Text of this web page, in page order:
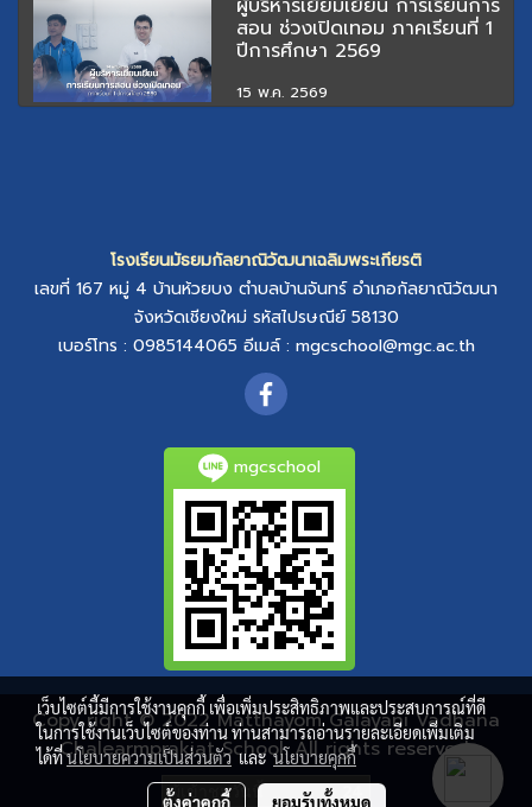
ผู้บริหารเยี่ยมเยียน การเรียนการ
สอน ช่วงเปิดเทอม ภาคเรียนที่ 1
ปีการศึกษา 2569
15 พ.ค. 2569
โรงเรียนมัธยมกัลยาณิวัฒนาเฉลิมพระเกียรติ
เลขที่ 167 หมู่ 4 บ้านห้วยบง ตำบลบ้านจันทร์อำเภอกัลยาณิวัฒนา
จังหวัดเชียงใหม่ รหัสไปรษณีย์ 58130
เบอร์โทร : 0985144065 อีเมล์ : mgcschool@mgc.ac.th
mgcschool
Copy right © 2022 Matthayom Galayani Vadhana
Chalearmprakiat School. All rights reserved.
ผู้เข้าชมวันนี้
เว็บไซต์นี้มีการใช้งานคุกกี้ เพื่อเพิ่มประสิทธิภาพและประสบการณ์ที่ดี
ในการใช้งานเว็บไซต์ของท่าน ท่านสามารถอ่านรายละเอียดเพิ่มเติม
ได้ที่นโยบายความเป็นส่วนตัวและนโยบายคุกกี้
ตั้งค่าคุกกี้ ยอมรับทั้งหมด